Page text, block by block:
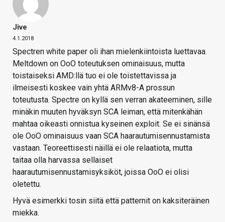
Jive
4.1.2018
Spectren white paper oli ihan mielenkiintoista luettavaa.
Meltdown on OoO toteutuksen ominaisuus, mutta
toistaiseksi AMD:llä tuo ei ole toistettavissa ja
ilmeisesti koskee vain yhtä ARMv8-A prossun
toteutusta. Spectre on kyllä sen verran akateeminen, sille
minäkin muuten hyväksyn SCA leiman, että mitenkähän
mahtaa oikeasti onnistua kyseinen exploit. Se ei sinänsä
ole OoO ominaisuus vaan SCA haarautumisennustamista
vastaan. Teoreettisesti näillä ei ole relaatiota, mutta
taitaa olla harvassa sellaiset
haarautumisennustamisyksiköt, joissa OoO ei olisi
oletettu.
Hyvä esimerkki tosin siitä että patternit on kaksiteräinen
miekka.